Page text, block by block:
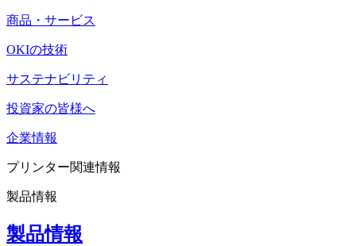
商品・サービス
OKIの技術
サステナビリティ
投資家の皆様へ
企業情報
プリンター関連情報
製品情報
製品情報